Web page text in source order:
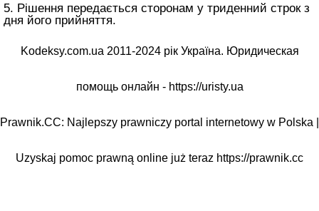
5. Рішення передається сторонам у триденний строк з
дня його прийняття.
Kodeksy.com.ua 2011-2024 рік Україна. Юридическая
помощь онлайн - https://uristy.ua
Prawnik.CC: Najlepszy prawniczy portal internetowy w Polska |
Uzyskaj pomoc prawną online już teraz https://prawnik.cc